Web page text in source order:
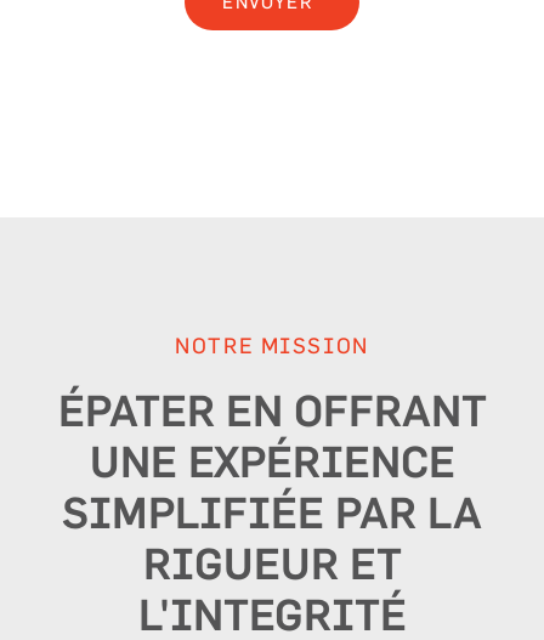
NOTRE MISSION
ÉPATER EN OFFRANT
UNE EXPÉRIENCE
SIMPLIFIÉE PAR LA
RIGUEUR ET
L'INTEGRITÉ